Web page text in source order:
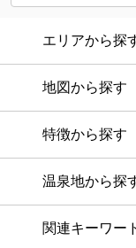
エリアから探
地図から探す
特徴から探す
温泉地から探
関連キーワー